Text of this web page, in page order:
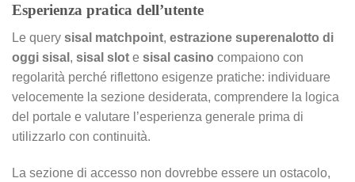
Esperienza pratica dell’utente
Le query sisal matchpoint, estrazione superenalotto di
oggi sisal , sisal slot e sisal casino compaiono con
regolarità perché riflettono esigenze pratiche: individuare
velocemente la sezione desiderata, comprendere la logica
del portale e valutare l’esperienza generale prima di
utilizzarlo con continuità.
La sezione di accesso non dovrebbe essere un ostacolo,